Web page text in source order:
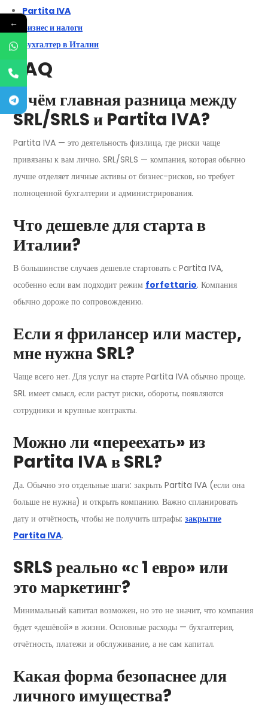
Partita IVA
Бизнес и налоги
Бухгалтер в Италии
FAQ
В чём главная разница между
SRL/SRLS и Partita IVA?
Partita IVA — это деятельность физлица, где риски чаще
привязаны к вам лично. SRL/SRLS — компания, которая обычно
лучше отделяет личные активы от бизнес-рисков, но требует
полноценной бухгалтерии и администрирования.
Что дешевле для старта в
Италии?
В большинстве случаев дешевле стартовать с Partita IVA,
особенно если вам подходит режим forfettario. Компания
обычно дороже по сопровождению.
Если я фрилансер или мастер,
мне нужна SRL?
Чаще всего нет. Для услуг на старте Partita IVA обычно проще.
SRL имеет смысл, если растут риски, обороты, появляются
сотрудники и крупные контракты.
Можно ли «переехать» из
Partita IVA в SRL?
Да. Обычно это отдельные шаги: закрыть Partita IVA (если она
больше не нужна) и открыть компанию. Важно спланировать
дату и отчётность, чтобы не получить штрафы: закрытие
Partita IVA.
SRLS реально «с 1 евро» или
это маркетинг?
Минимальный капитал возможен, но это не значит, что компания
будет «дешёвой» в жизни. Основные расходы — бухгалтерия,
отчётность, платежи и обслуживание, а не сам капитал.
Какая форма безопаснее для
личного имущества?
←